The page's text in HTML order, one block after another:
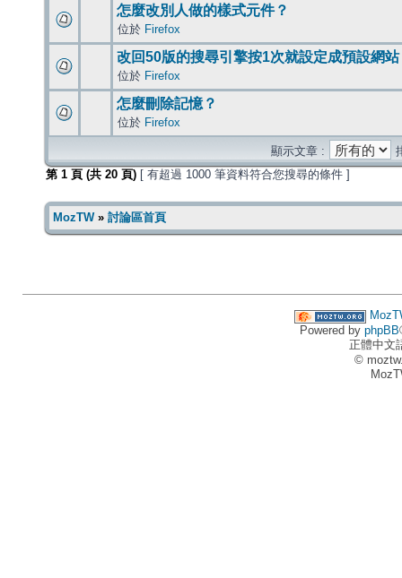
怎麼改別人做的樣式元件？
位於 Firefox
改回50版的搜尋引擎按1次就設定成預設網站
位於 Firefox
怎麼刪除記憶？
位於 Firefox
顯示文章 :
第 1 頁 (共 20 頁) [ 有超過 1000 筆資料符合您搜尋的條件 ]
MozTW» 討論區首頁
Powered by phpBB
正體中文
©